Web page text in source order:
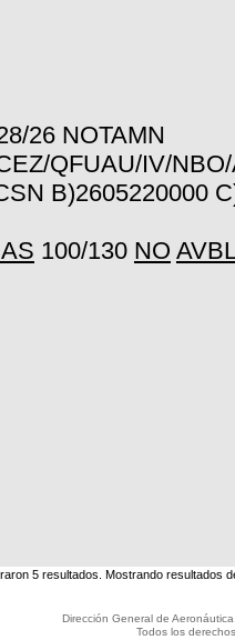
26 NOTAMN
QFUAU/IV/
B)2605220000
100/130 NO
5 resultados. Mostrando resultados
Dirección General de
Todos los